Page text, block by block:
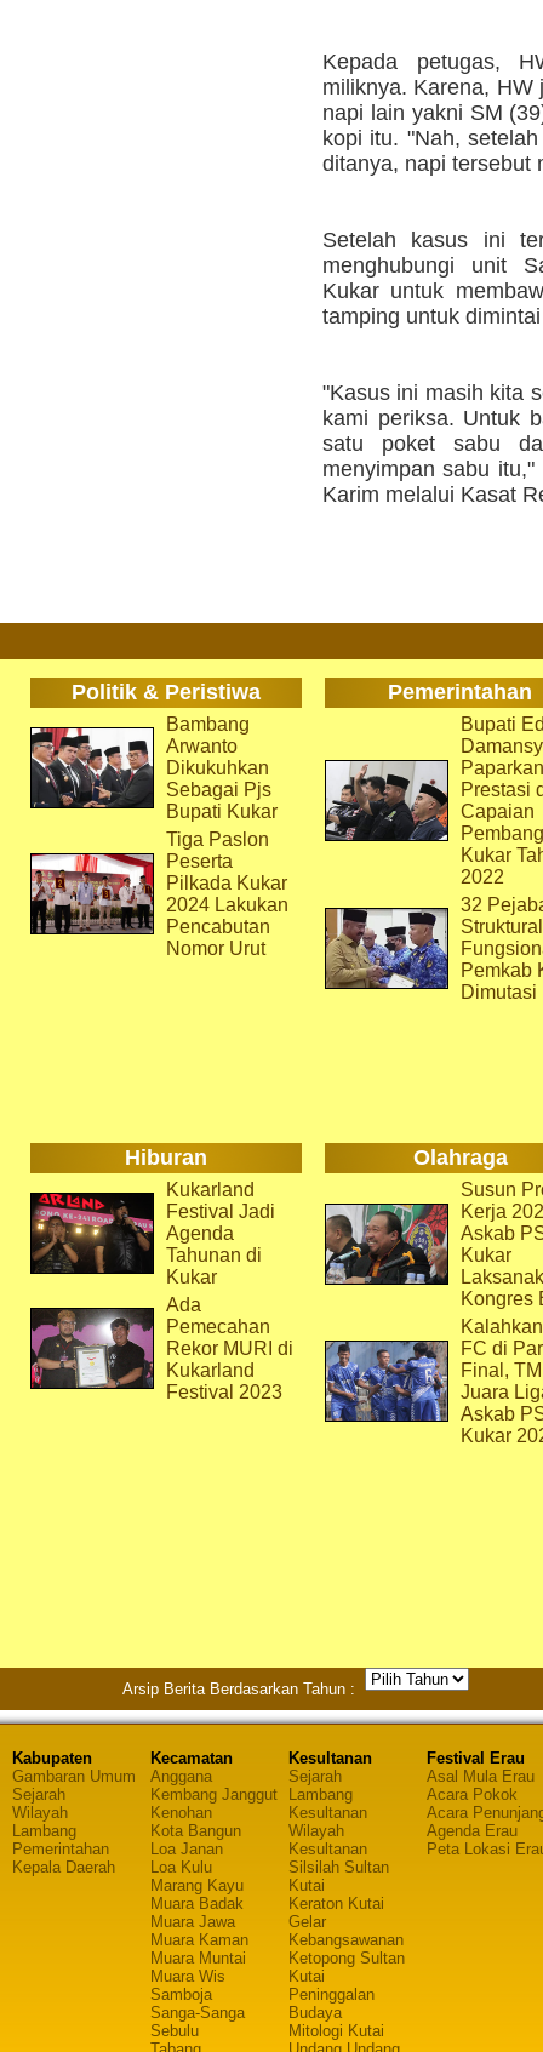
Kepada petugas,
miliknya. Karena,
napi lain yakni SM
kopi itu. "Nah,
ditanya, napi tersebut
Setelah kasus ini
menghubungi unit
Kukar untuk
tamping untuk
"Kasus ini masih kita
kami periksa. Untuk
satu poket sabu
menyimpan sabu
Karim melalui Kasat
Politik & Peristiwa Pemerintahan
Bambang
Arwanto
Dikukuhkan
Sebagai Pjs
Bupati Kukar
Tiga Paslon
Peserta
Pilkada Kukar
2024 Lakukan
Pencabutan
Nomor Urut
Bupati
Paparkan
Prestasi
Capaian
Kukar
2022
32
Pemkab
Dimutasi
Hiburan Olahraga
Kukarland
Festival Jadi
Agenda
Tahunan di
Kukar
Ada
Pemecahan
Rekor MURI di
Kukarland
Festival 2023
Susun
Kerja
Askab
Kukar
Kongres
FC di
Final,
Juara
Askab
Kukar
Arsip Berita Berdasarkan Tahun :
Kabupaten
Gambaran Umum
Sejarah
Wilayah
Lambang
Pemerintahan
Kepala Daerah
Kecamatan
Anggana
Kembang Janggut
Kenohan
Kota Bangun
Loa Janan
Loa Kulu
Marang Kayu
Muara Badak
Muara Jawa
Muara Kaman
Muara Muntai
Muara Wis
Samboja
Sanga-Sanga
Sebulu
Kesultanan
Sejarah
Lambang
Kesultanan
Wilayah
Kesultanan
Silsilah Sultan
Kutai
Keraton Kutai
Gelar
Kebangsawanan
Ketopong Sultan
Kutai
Peninggalan
Budaya
Mitologi Kutai
Festival Erau
Asal Mula Erau
Acara Pokok
Acara
Agenda Erau
Peta Lokasi